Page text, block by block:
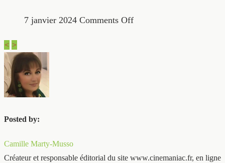
7 janvier 2024 Comments Off
< >
Posted by:
Camille Marty-Musso
Créateur et responsable éditorial du site www.cinemaniac.fr, en ligne